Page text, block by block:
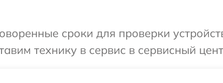
сроки для проверки
технику в сервис в сервисный